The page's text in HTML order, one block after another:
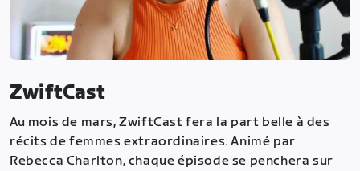
ZwiftCast
Au mois de mars, ZwiftCast fera la part belle à des
récits de femmes extraordinaires. Animé par
Rebecca Charlton, chaque épisode se penchera sur